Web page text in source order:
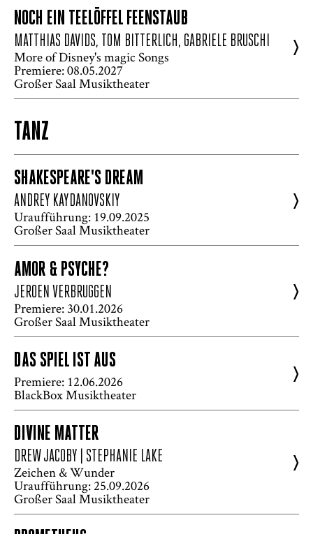
NOCH EIN TEELÖFFEL FEENSTAUB
MATTHIAS DAVIDS, TOM BITTERLICH, GABRIELE BRUSCHI
More of Disney's magic Songs
Premiere: 08.05.2027
Großer Saal Musiktheater
>
TANZ
SHAKESPEARE'S DREAM
ANDREY KAYDANOVSKIY
Uraufführung: 19.09.2025
Großer Saal Musiktheater
>
AMOR & PSYCHE?
JEROEN VERBRUGGEN
Premiere: 30.01.2026
Großer Saal Musiktheater
>
DAS SPIEL IST AUS
Premiere: 12.06.2026
BlackBox Musiktheater
>
DIVINE MATTER
DREW JACOBY | STEPHANIE LAKE
Zeichen & Wunder
Uraufführung: 25.09.2026
Großer Saal Musiktheater
>